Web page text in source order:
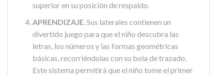
superior en su posición de respaldo.
APRENDIZAJE. Sus laterales contienen un
divertido juego para que el niño descubra las
letras, los números y las formas geométricas
básicas, recorriéndolas con su bola de trazado.
Este sistema permitirá que el niño tome el primer